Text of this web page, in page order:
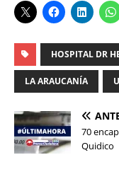
HOSPITAL DR
LA ARAUCANÍA
70
Quidico